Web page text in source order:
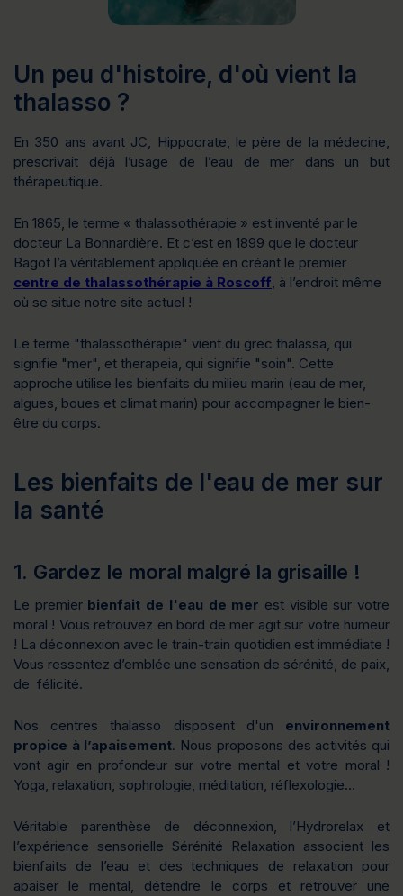
Un peu d'histoire, d'où vient la
thalasso ?
En 350 ans avant JC, Hippocrate, le père de la médecine,
prescrivait déjà l’usage de l’eau de mer dans un but
thérapeutique.
En 1865, le terme « thalassothérapie » est inventé par le
docteur La Bonnardière. Et c’est en 1899 que le docteur
Bagot l’a véritablement appliquée en créant le premier
centre de thalassothérapie à Roscoff, à l’endroit même
où se situe notre site actuel !
Le terme "thalassothérapie" vient du grec thalassa, qui
signifie "mer", et therapeia, qui signifie "soin". Cette
approche utilise les bienfaits du milieu marin (eau de mer,
algues, boues et climat marin) pour accompagner le bien-
être du corps.
Les bienfaits de l'eau de mer sur
la santé
1. Gardez le moral malgré la grisaille !
Le premierbienfait de l'eau de mer est visible sur votre
moral ! Vous retrouvez en bord de mer agit sur votre humeur
! La déconnexion avec le train-train quotidien est immédiate !
Vous ressentez d’emblée une sensation de sérénité, de paix,
de félicité.
Nos centres thalasso disposent d'un environnement
propice à l’apaisement. Nous proposons des activités qui
vont agir en profondeur sur votre mental et votre moral !
Yoga, relaxation, sophrologie, méditation, réflexologie…
Véritable parenthèse de déconnexion, l’Hydrorelax et
l’expérience sensorielle Sérénité Relaxation associent les
bienfaits de l’eau et des techniques de relaxation pour
apaiser le mental, détendre le corps et retrouver une